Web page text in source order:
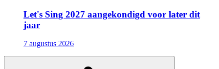
Let's Sing 2027 aangekondigd voor later dit
jaar
7 augustus 2026